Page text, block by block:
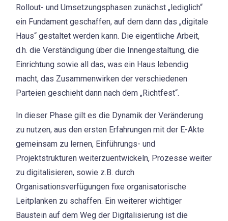
Rollout- und Umsetzungsphasen zunächst „lediglich“
ein Fundament geschaffen, auf dem dann das „digitale
Haus“ gestaltet werden kann. Die eigentliche Arbeit,
d.h. die Verständigung über die Innengestaltung, die
Einrichtung sowie all das, was ein Haus lebendig
macht, das Zusammenwirken der verschiedenen
Parteien geschieht dann nach dem „Richtfest“.
In dieser Phase gilt es die Dynamik der Veränderung
zu nutzen, aus den ersten Erfahrungen mit der E-Akte
gemeinsam zu lernen, Einführungs- und
Projektstrukturen weiterzuentwickeln, Prozesse weiter
zu digitalisieren, sowie z.B. durch
Organisationsverfügungen fixe organisatorische
Leitplanken zu schaffen. Ein weiterer wichtiger
Baustein auf dem Weg der Digitalisierung ist die